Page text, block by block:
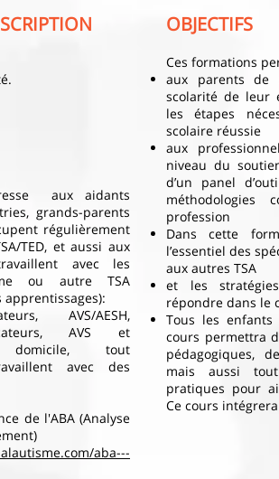
aux aidants
grands-parents
régulièrement
TED, et aussi aux
avec les
ou autre TSA
AVS/AESH,
AVS et
tout
avec des
de l'ABA (Analyse
aba---
OBJECTIFS
Ces formations
aux parents de
scolarité de leur
les étapes
scolaire réussie
aux
niveau du
d’un panel
méthodologies
profession
Dans cette
l’essentiel des
aux autres TSA
et les
répondre dans le
Tous les
cours permettra
pédagogiques,
mais aussi
pratiques pour
Ce cours